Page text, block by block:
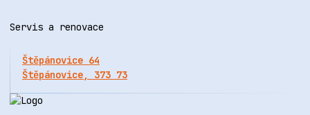
Servis a renovace
Štěpánovice 64
Štěpánovice, 373 73